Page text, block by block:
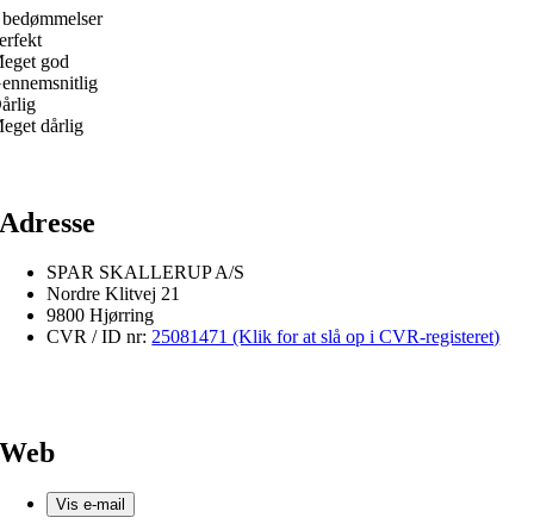
god
dårlig
Adresse
SPAR SKALLERUP A/S
Nordre Klitvej 21
9800 Hjørring
CVR / ID nr: 25081471 (Klik for at slå op i CVR-registeret)
Web
Vis e-mail